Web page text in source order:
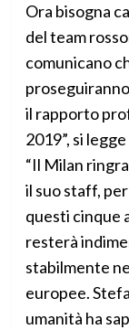
Ora bisogna
del team
comunicano
il rapporto
2019”, si
“Il Milan
il suo staff,
questi cinque
resterà
stabilmente
europee.
umanità ha